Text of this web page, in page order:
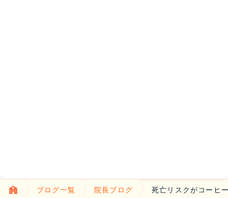
ブログ一覧 院長ブログ 死亡リスクがコーヒ